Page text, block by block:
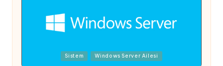
Sistem Windows Server Ailesi